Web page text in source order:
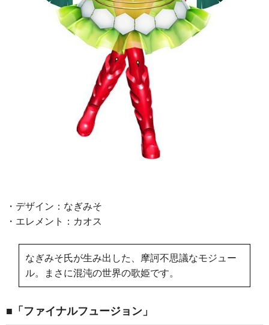
・デザイン：なぎみそ
・エレメント：カオス
なぎみそ氏が生み出した、摩訶不思議なモジュー
ル。まさに混沌の世界の歌姫です。
■「ファイナルフュージョン」